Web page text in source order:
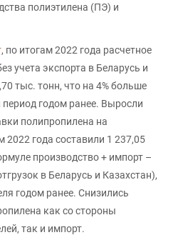
полиэтилена (ПЭ) и
, по итогам 2022 года расчетное
учета экспорта в Беларусь и
тыс. тонн, что на 4% больше
годом ранее. Выросли
полипропилена на
2022 года составили 1 237,05
производство + импорт –
в Беларусь и Казахстан),
годом ранее. Снизились
как со стороны
так и импорт.